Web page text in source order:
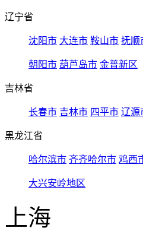
辽宁省
沈阳市 大连市 鞍山市 抚顺
朝阳市 葫芦岛市 金普新区
吉林省
长春市 吉林市 四平市 辽源
黑龙江省
哈尔滨市 齐齐哈尔市 鸡西
大兴安岭地区
上海